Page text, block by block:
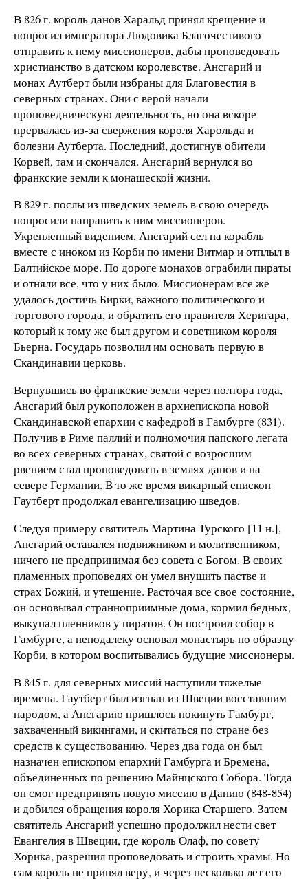
В 826 г. король данов Харальд принял крещение и
попросил императора Людовика Благочестивого
отправить к нему миссионеров, дабы проповедовать
христианство в датском королевстве. Ансгарий и
монах Аутберт были избраны для Благовестия в
северных странах. Они с верой начали
проповедническую деятельность, но она вскоре
прервалась из-за свержения короля Харольда и
болезни Аутберта. Последний, достигнув обители
Корвей, там и скончался. Ансгарий вернулся во
франкские земли к монашеской жизни.
В 829 г. послы из шведских земель в свою очередь
попросили направить к ним миссионеров.
Укрепленный видением, Ансгарий сел на корабль
вместе с иноком из Корби по имени Витмар и отплыл в
Балтийское море. По дороге монахов ограбили пираты
и отняли все, что у них было. Миссионерам все же
удалось достичь Бирки, важного политического и
торгового города, и обратить его правителя Херигара,
который к тому же был другом и советником короля
Бьерна. Государь позволил им основать первую в
Скандинавии церковь.
Вернувшись во франкские земли через полтора года,
Ансгарий был рукоположен в архиепископа новой
Скандинавской епархии с кафедрой в Гамбурге (831).
Получив в Риме паллий и полномочия папского легата
во всех северных странах, святой с возросшим
рвением стал проповедовать в землях данов и на
севере Германии. В то же время викарный епископ
Гаутберт продолжал евангелизацию шведов.
Следуя примеру святитель Мартина Турского [11 н.],
Ансгарий оставался подвижником и молитвенником,
ничего не предпринимая без совета с Богом. В своих
пламенных проповедях он умел внушить пастве и
страх Божий, и утешение. Расточая все свое состояние,
он основывал странноприимные дома, кормил бедных,
выкупал пленников у пиратов. Он построил собор в
Гамбурге, а неподалеку основал монастырь по образцу
Корби, в котором воспитывались будущие миссионеры.
В 845 г. для северных миссий наступили тяжелые
времена. Гаутберт был изгнан из Швеции восставшим
народом, а Ансгарию пришлось покинуть Гамбург,
захваченный викингами, и скитаться по стране без
средств к существованию. Через два года он был
назначен епископом епархий Гамбурга и Бремена,
объединенных по решению Майнцского Собора. Тогда
он смог предпринять новую миссию в Данию (848-854)
и добился обращения короля Хорика Старшего. Затем
святитель Ансгарий успешно продолжил нести свет
Евангелия в Швеции, где король Олаф, по совету
Хорика, разрешил проповедовать и строить храмы. Но
сам король не принял веру, и через несколько лет его